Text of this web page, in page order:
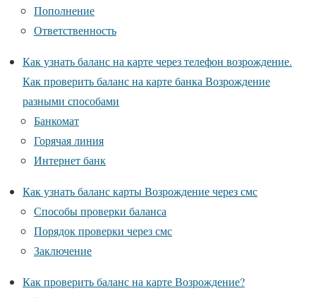
Пополнение
Ответственность
Как узнать баланс на карте через телефон возрождение.
Как проверить баланс на карте банка Возрождение
разными способами
Банкомат
Горячая линия
Интернет банк
Как узнать баланс карты Возрождение через смс
Способы проверки баланса
Порядок проверки через смс
Заключение
Как проверить баланс на карте Возрождение?